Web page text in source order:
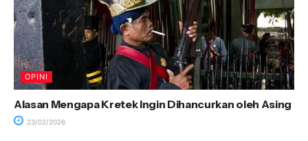
OPINI
Alasan Mengapa Kretek Ingin Dihancurkan oleh Asing
23/02/2026